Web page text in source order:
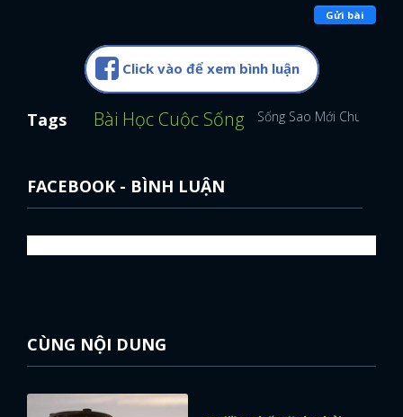
Gửi bài
Click vào để xem bình luận
Tags Bài Học Cuộc Sống Sống Sao Mới Chuẩn
FACEBOOK - BÌNH LUẬN
CÙNG NỘI DUNG